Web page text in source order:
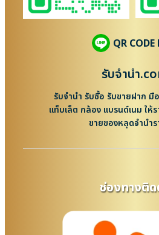
QR
รับจํานํา
รับจำนำ รับซื้อ รับขายฝาก
แท็บเล็ต กล้อง แบรนด์เนม ให้
ขายของหลุดจำนำ
ช่องทางติ